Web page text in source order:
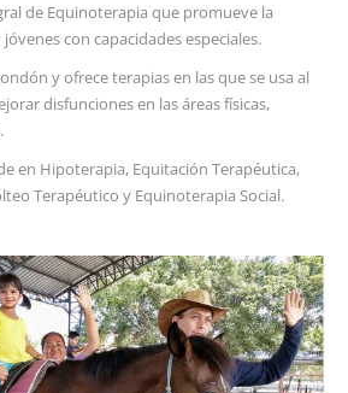
de Equinoterapia que promueve la
con capacidades especiales.
y ofrece terapias en las que se usa al
disfunciones en las áreas físicas,
en Hipoterapia, Equitación Terapéutica,
Terapéutico y Equinoterapia Social.